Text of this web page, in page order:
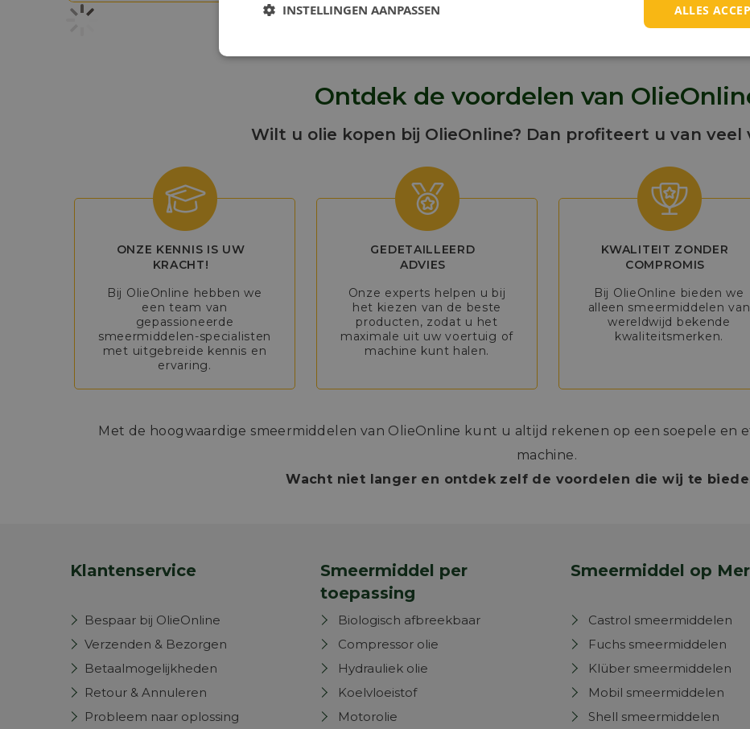
Ontdek de voordelen van
Wilt u olie kopen bij OlieOnline? Dan profiteert u van veel
ONZE KENNIS IS UW
KRACHT!
Bij OlieOnline hebben we
een team van
gepassioneerde
smeermiddelen-specialisten
met uitgebreide kennis en
ervaring.
GEDETAILLEERD
ADVIES
Onze experts helpen u bij
het kiezen van de beste
producten, zodat u het
maximale uit uw voertuig of
machine kunt halen.
KWALITEIT ZONDER
COMPROMIS
Bij OlieOnline bieden we
alleen smeermiddelen van
wereldwijd bekende
kwaliteitsmerken.
Met de hoogwaardige smeermiddelen van OlieOnline kunt u altijd rekenen op een soepele en
machine.
Wacht niet langer en ontdek zelf de voordelen die wij te
Klantenservice
Bespaar bij OlieOnline
Verzenden & Bezorgen
Betaalmogelijkheden
Retour & Annuleren
Probleem naar oplossing
Smeermiddel per
toepassing
Biologisch afbreekbaar
Compressor olie
Hydrauliek olie
Koelvloeistof
Motorolie
Smeermiddel op
Castrol smeermiddelen
Fuchs smeermiddelen
Klüber smeermiddelen
Mobil smeermiddelen
Shell smeermiddelen
ALLES
INSTELLINGEN AANPASSEN